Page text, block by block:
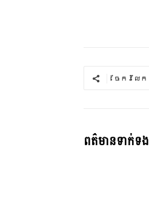
ចែករំលែក
ពត៌មានទាក់ទង